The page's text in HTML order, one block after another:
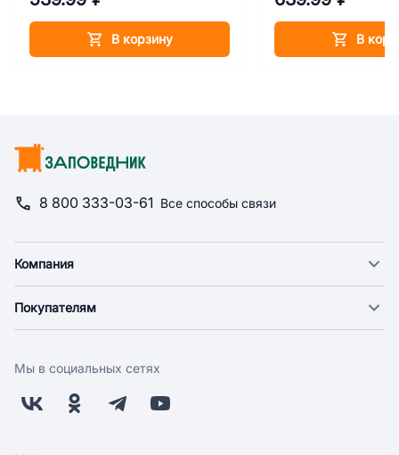
В корзину В
8 800 333-03-61 Все способы связи
Компания
Новости
Поставщикам
Заводчикам
Покупателям
Оплата
Бонусная программа
Мы в социальных сетях